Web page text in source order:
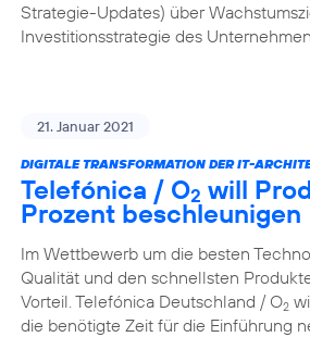
Strategie-Updates) über
Investitionsstrategie des
21. Januar 2021
DIGITALE TRANSFORMATION DER IT-
Telefónica / O2 will
Prozent beschleunigen
Im Wettbewerb um die besten
Qualität und den schnellsten
Vorteil. Telefónica Deutschland / O2
die benötigte Zeit für die Einführung